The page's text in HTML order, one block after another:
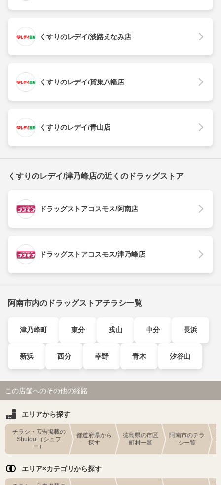
くすりのレデイ/淡路えなみ店
くすりのレデイ/賀集八幡店
くすりのレデイ/青山店
くすりのレデイ/津乃峰店の近くのドラッグストア
ドラッグストアコスモス/阿南店
ドラッグストアコスモス/津乃峰店
阿南市内のドラッグストアチラシ一覧
津乃峰町 東分 戎山 中分 長浜
新浜 西分 幸野 青木 汐谷山
この店舗へのその他の経路
エリアから探す
チラシ・広告掲載の
Shufoo!（シュフ
ー）
都道府県から
探す
徳島県の市区
町村一覧
阿南市のチラ
シ一覧
エリア×カテゴリから探す